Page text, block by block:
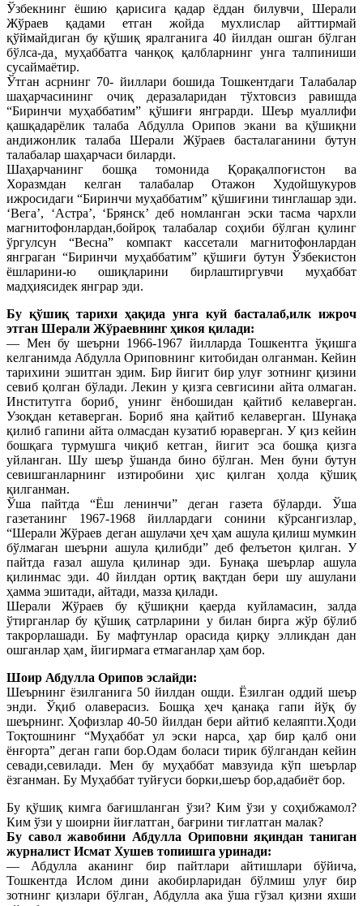
Ўзбекнинг ëшию қарисига қадар ëддан билувчи¸ Шерали
Жўраев қадами етган жойда мухлислар айттирмай
қўймайдиган бу қўшиқ яралганига 40 йилдан ошган бўлган
бўлса-да¸ муҳаббатга чанқоқ қалбларнинг унга талпиниши
сусаймаëтир.
Ўтган асрнинг 70- йиллари бошида Тошкентдаги Талабалар
шаҳарчасининг очиқ деразаларидан тўхтовсиз равишда
“Биринчи муҳаббатим” қўшиғи янграрди. Шеър муаллифи
қашқадарëлик талаба Абдулла Орипов экани ва қўшиқни
андижонлик талаба Шерали Жўраев басталаганини бутун
талабалар шаҳарчаси биларди.
Шаҳарчанинг бошқа томонида Қорақалпоғистон ва
Хоразмдан келган талабалар Отажон Худойшукуров
ижросидаги “Биринчи муҳаббатим” қўшиғини тинглашар эди.
‘Вега’, ‘Астра’, ‘Брянск’ деб номланган эски тасма чархли
магнитофонлардан,бойроқ талабалар соҳиби бўлган қулинг
ўргулсун “Весна” компакт кассетали магнитофонлардан
янграган “Биринчи муҳаббатим” қўшиғи бутун Ўзбекистон
ëшларини-ю ошиқларини бирлаштиргувчи муҳаббат
мадҳиясидек янграр эди.
Бу қўшиқ тарихи ҳақида унга куй басталаб,илк ижроч
этган Шерали Жўраевнинг ҳикоя қилади:
— Мен бу шеърни 1966-1967 йилларда Тошкентга ўқишга
келганимда Абдулла Ориповнинг китобидан олганман. Кейин
тарихини эшитган эдим. Бир йигит бир улуғ зотнинг қизини
севиб қолган бўлади. Лекин у қизга севгисини айта олмаган.
Институтга бориб¸ унинг ëнбошидан қайтиб келаверган.
Узоқдан кетаверган. Бориб яна қайтиб келаверган. Шунақа
қилиб гапини айта олмасдан кузатиб юраверган. У қиз кейин
бошқага турмушга чиқиб кетган¸ йигит эса бошқа қизга
уйланган. Шу шеър ўшанда бино бўлган. Мен буни бутун
севишганларнинг изтиробини ҳис қилган ҳолда қўшиқ
қилганман.
Ўша пайтда “Ëш ленинчи” деган газета бўларди. Ўша
газетанинг 1967-1968 йиллардаги сонини кўрсангизлар¸
“Шерали Жўраев деган ашулачи ҳеч ҳам ашула қилиш мумкин
бўлмаган шеърни ашула қилибди” деб фелъетон қилган. У
пайтда ғазал ашула қилинар эди. Бунақа шеърлар ашула
қилинмас эди. 40 йилдан ортиқ вақтдан бери шу ашулани
ҳамма эшитади, айтади, мазза қилади.
Шерали Жўраев бу қўшиқни қаерда куйламасин, залда
ўтирганлар бу қўшиқ сатрларини у билан бирга жўр бўлиб
такрорлашади. Бу мафтунлар орасида қирқу элликдан дан
ошганлар ҳам¸ йигирмага етмаганлар ҳам бор.
Шоир Абдулла Орипов эслайди:
Шеърнинг ëзилганига 50 йилдан ошди. Ëзилган оддий шеър
энди. Ўқиб олаверасиз. Бошқа ҳеч қанақа гапи йўқ бу
шеърнинг. Ҳофизлар 40-50 йилдан бери айтиб келаяпти.Ҳоди
Тоқтошнинг “Муҳаббат ул эски нарса¸ ҳар бир қалб они
ëнғорта” деган гапи бор.Одам боласи тирик бўлгандан кейин
севади,севилади. Мен бу муҳаббат мавзуида кўп шеърлар
ëзганман. Бу Муҳаббат туйғуси борки,шеър бор,адабиёт бор.
Бу қўшиқ кимга бағишланган ўзи? Ким ўзи у соҳибжамол?
Ким ўзи у шоирни йиғлатган¸ бағрини тиғлатган малак?
Бу савол жавобини Абдулла Ориповни яқиндан таниган
журналист Исмат Хушев топиишга уринади:
— Абдулла аканинг бир пайтлари айтишлари бўйича,
Тошкентда Ислом дини акобирларидан бўлмиш улуғ бир
зотнинг қизлари бўлган¸ Абдулла ака ўша гўзал қизни яхши